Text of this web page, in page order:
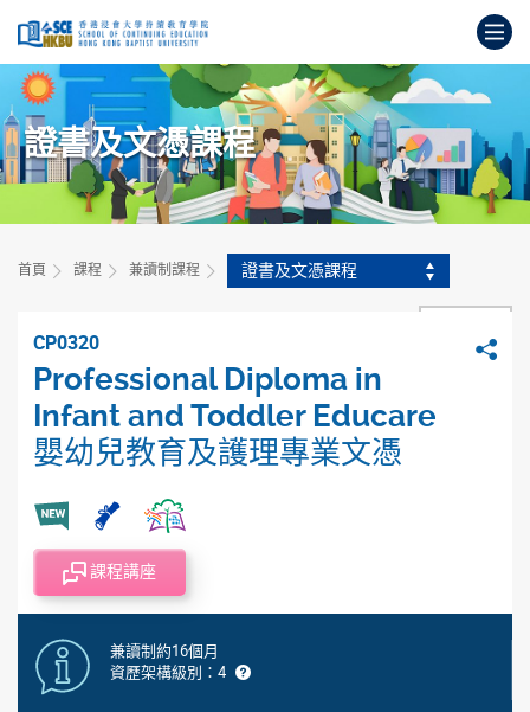
內
容
打
主
要
內
容
證書及文憑課程
首頁 課程 兼讀制課程 證書及文憑課程
CP0320
Professional Diploma in
Infant and Toddler Educare
嬰幼兒教育及護理專業文憑
分
課程講座
兼讀制約16個月
資歷架構級別：4